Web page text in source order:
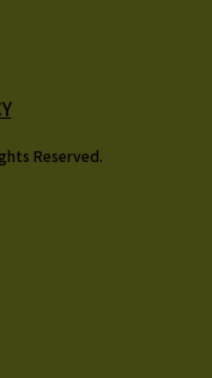
Reserved.